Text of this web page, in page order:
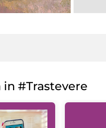
in #Trastevere